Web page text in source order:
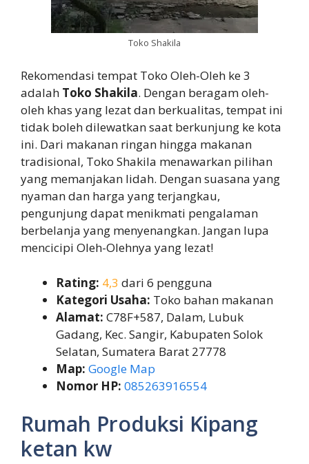
Toko Shakila
Rekomendasi tempat Toko Oleh-Oleh ke 3
adalah Toko Shakila. Dengan beragam oleh-
oleh khas yang lezat dan berkualitas, tempat ini
tidak boleh dilewatkan saat berkunjung ke kota
ini. Dari makanan ringan hingga makanan
tradisional, Toko Shakila menawarkan pilihan
yang memanjakan lidah. Dengan suasana yang
nyaman dan harga yang terjangkau,
pengunjung dapat menikmati pengalaman
berbelanja yang menyenangkan. Jangan lupa
mencicipi Oleh-Olehnya yang lezat!
Rating: 4,3 dari 6 pengguna
Kategori Usaha: Toko bahan makanan
Alamat: C78F+587, Dalam, Lubuk
Gadang, Kec. Sangir, Kabupaten Solok
Selatan, Sumatera Barat 27778
Map: Google Map
Nomor HP: 085263916554
Rumah Produksi Kipang
ketan kw